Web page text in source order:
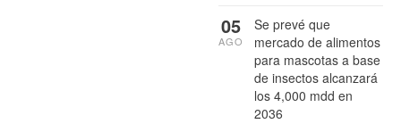
Se prevé que
mercado de alimentos
para mascotas a base
de insectos alcanzará
los 4,000 mdd en
2036
05
AGO